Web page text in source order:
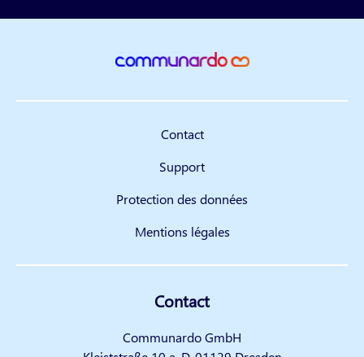
Contact
Support
Protection des données
Mentions légales
Contact
Communardo GmbH